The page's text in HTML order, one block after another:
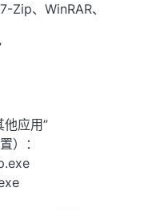
Zip、WinRAR、
应用”
）：